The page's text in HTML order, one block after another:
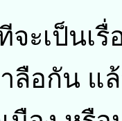
ะเป็นเรื่
ลือกัน แ